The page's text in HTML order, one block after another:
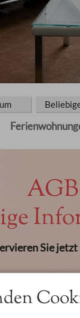
Sie
am Tag der
oder